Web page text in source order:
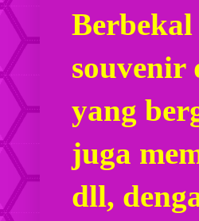
souvenir
yang
juga
dll,